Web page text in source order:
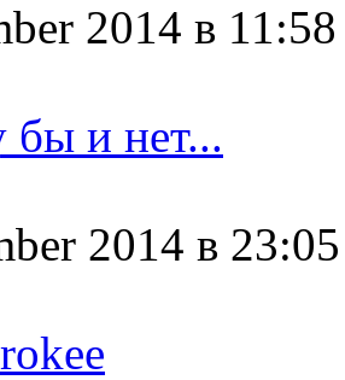
2014 в 11:58
и нет...
2014 в 23:05